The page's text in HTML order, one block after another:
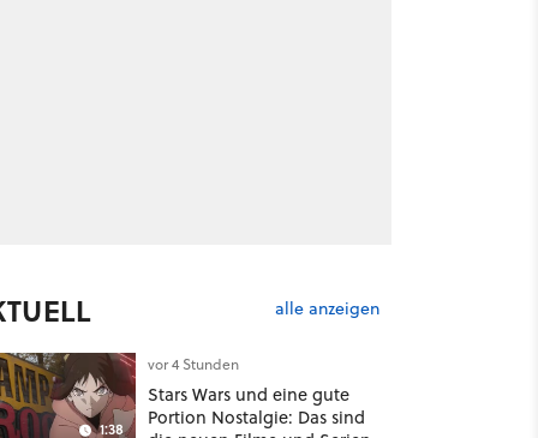
alle anzeigen
1:38
vor 4 Stunden
Stars Wars und eine gute
Portion Nostalgie: Das sind